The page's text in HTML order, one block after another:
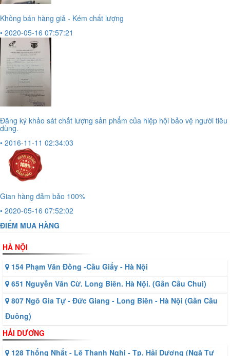
Không bán hàng giả - Kém chất lượng
• 2020-05-16 07:57:21
Đăng ký khảo sát chất lượng sản phẩm của hiệp hội bảo vệ người tiêu
dùng.
• 2016-11-11 02:34:03
Gian hàng đảm bảo 100%
• 2020-05-16 07:52:02
ĐIỂM MUA HÀNG
HÀ NỘI
154 Phạm Văn Đồng -Cầu Giấy - Hà Nội
651 Nguyễn Văn Cừ. Long Biên. Hà Nội. (Gần Cầu Chui)
807 Ngô Gia Tự - Đức Giang - Long Biên - Hà Nội (Gần Cầu
Đuông)
HẢI DƯƠNG
128 Thống Nhất - Lê Thanh Nghị - Tp. Hải Dương (Ngã Tư